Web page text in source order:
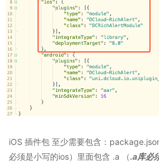
iOS 插件包 至少需要包含：
必须是小写的ios）里面包含 .a （.a库必